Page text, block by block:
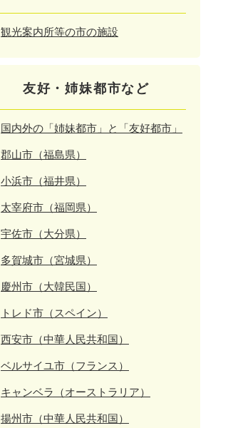
観光案内所等の市の施設
友好・姉妹都市など
国内外の「姉妹都市」と「友好都市」
郡山市（福島県）
小浜市（福井県）
太宰府市（福岡県）
宇佐市（大分県）
多賀城市（宮城県）
慶州市（大韓民国）
トレド市（スペイン）
西安市（中華人民共和国）
ベルサイユ市（フランス）
キャンベラ（オーストラリア）
揚州市（中華人民共和国）